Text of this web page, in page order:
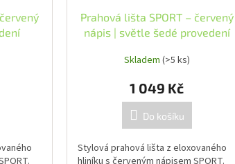
Prahová lišta SPORT – červený
nápis | světle šedé provedení
Skladem (>5 ks)
1 049 Kč
Do košíku
Stylová prahová lišta z eloxovaného
hliníku s červeným nápisem SPORT.